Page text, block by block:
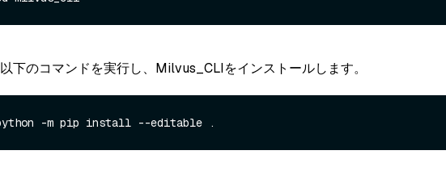
以下のコマンドを実行し、Milvus_CLIをインストールします。